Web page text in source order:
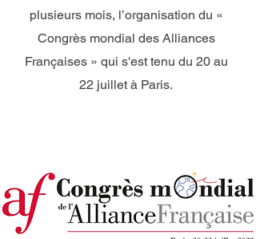
plusieurs mois, l’organisation du «
Congrès mondial des Alliances
Françaises » qui s'est tenu du 20 au
22 juillet à Paris.